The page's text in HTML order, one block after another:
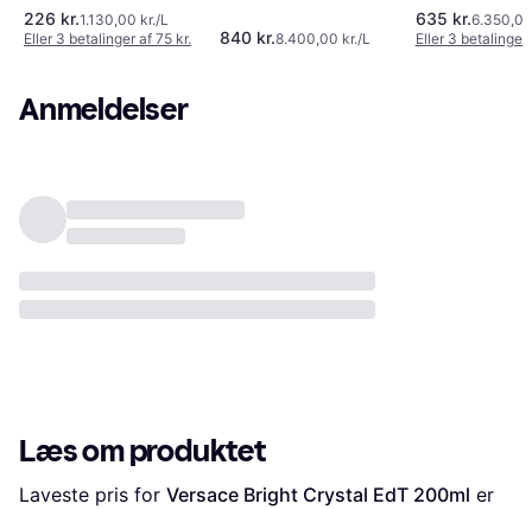
226 kr.1.130,00 kr./L
Eller 3 betalinger af 75 kr.
840 kr.8.400,00 kr./L
635 kr.
Eller 3 betalinger
Anmeldelser
Læs om produktet
Laveste pris for Versace Bright Crystal EdT 200ml